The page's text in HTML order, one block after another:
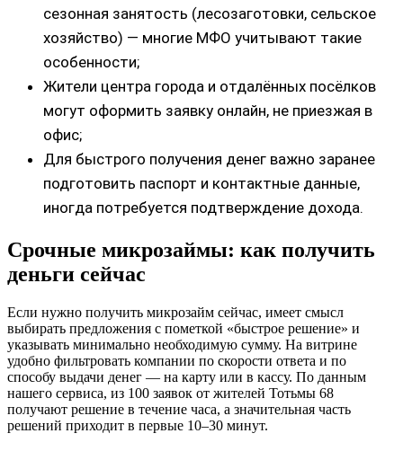
сезонная занятость (лесозаготовки, сельское
хозяйство) — многие МФО учитывают такие
особенности;
Жители центра города и отдалённых посёлков
могут оформить заявку онлайн, не приезжая в
офис;
Для быстрого получения денег важно заранее
подготовить паспорт и контактные данные,
иногда потребуется подтверждение дохода.
Срочные микрозаймы: как получить
деньги сейчас
Если нужно получить микрозайм сейчас, имеет смысл
выбирать предложения с пометкой «быстрое решение» и
указывать минимально необходимую сумму. На витрине
удобно фильтровать компании по скорости ответа и по
способу выдачи денег — на карту или в кассу. По данным
нашего сервиса, из 100 заявок от жителей Тотьмы 68
получают решение в течение часа, а значительная часть
решений приходит в первые 10–30 минут.